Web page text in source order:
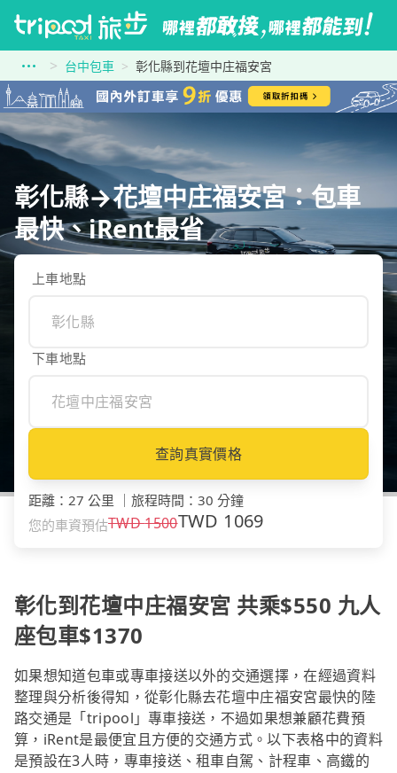
台中包車 彰化縣到花壇中庄福安宮
彰化縣→花壇中庄福安宮：包車
最快、iRent最省
上車地點
下車地點
查詢真實價格
距離 ： 27 公里 ｜ 旅程時間 ： 30 分鐘
您的車資預估TWD1500TWD 1069
彰化到花壇中庄福安宮 共乘$550 九人
座包車$1370
如果想知道包車或專車接送以外的交通選擇，在經過資料
整理與分析後得知，從彰化縣去花壇中庄福安宮最快的陸
路交通是「tripool」專車接送，不過如果想兼顧花費預
算，iRent是最便宜且方便的交通方式。以下表格中的資料
是預設在3人時，專車接送、租車自駕、計程車、高鐵的